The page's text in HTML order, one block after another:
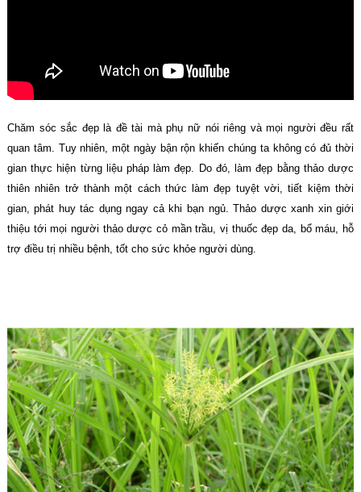
Chăm sóc sắc đẹp là đề tài mà phụ nữ nói riêng và mọi người đều rất
quan tâm. Tuy nhiên, một ngày bận rộn khiến chúng ta không có đủ thời
gian thực hiện từng liệu pháp làm đẹp. Do đó, làm đẹp bằng thảo dược
thiên nhiên trở thành một cách thức làm đẹp tuyệt vời, tiết kiệm thời
gian, phát huy tác dụng ngay cả khi bạn ngủ. Thảo dược xanh xin giới
thiệu tới mọi người thảo dược cỏ mần trầu, vị thuốc đẹp da, bổ máu, hỗ
trợ điều trị nhiều bệnh, tốt cho sức khỏe người dùng.